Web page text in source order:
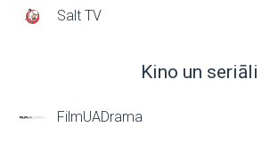
Salt TV
Kino un seriāli
FilmUADrama